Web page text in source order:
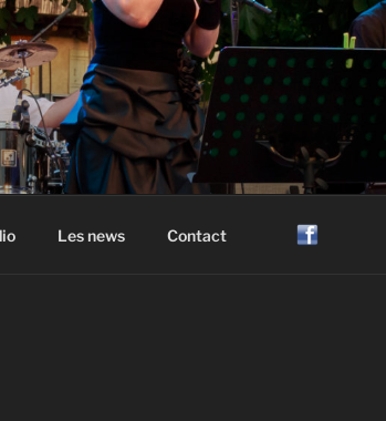
SAVOIE
Savoie Annecy Evian
Les news Contact